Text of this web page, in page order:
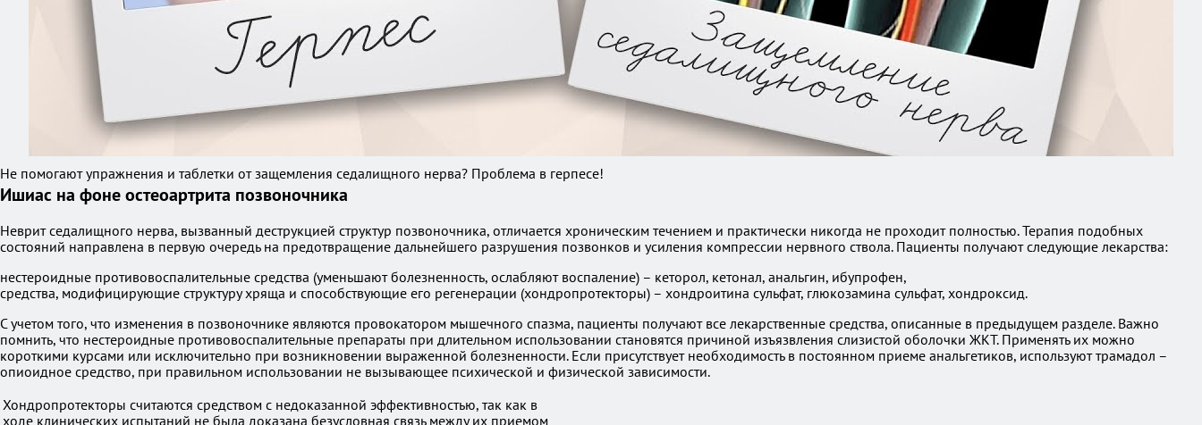
Не помогают упражнения и таблетки от защемления седалищного нерва? Проблема в герпесе!
Ишиас на фоне остеоартрита позвоночника
Неврит седалищного нерва, вызванный деструкцией структур позвоночника, отличается хроническим течением и практически никогда не проходит полностью. Терапия подобных
состояний направлена в первую очередь на предотвращение дальнейшего разрушения позвонков и усиления компрессии нервного ствола. Пациенты получают следующие лекарства:
нестероидные противовоспалительные средства (уменьшают болезненность, ослабляют воспаление) – кеторол, кетонал, анальгин, ибупрофен,
средства, модифицирующие структуру хряща и способствующие его регенерации (хондропротекторы) – хондроитина сульфат, глюкозамина сульфат, хондроксид.
С учетом того, что изменения в позвоночнике являются провокатором мышечного спазма, пациенты получают все лекарственные средства, описанные в предыдущем разделе. Важно
помнить, что нестероидные противовоспалительные препараты при длительном использовании становятся причиной изъязвления слизистой оболочки ЖКТ. Применять их можно
короткими курсами или исключительно при возникновении выраженной болезненности. Если присутствует необходимость в постоянном приеме анальгетиков, используют трамадол –
опиоидное средство, при правильном использовании не вызывающее психической и физической зависимости.
Хондропротекторы считаются средством с недоказанной эффективностью, так как в
ходе клинических испытаний не была доказана безусловная связь между их приемом